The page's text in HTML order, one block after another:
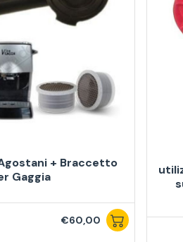
+ Braccetto
Gaggia
€60,00